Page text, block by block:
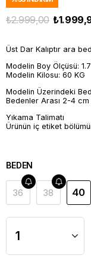
₺2.999,00
Üst Dar Kalıptır ara
Modelin Boy Ölçüsü:
Modelin Kilosu: 60 KG
Modelin Üzerindeki
Bedenler Arası 2-4
Yıkama Talimatı
Ürünün iç etiket
BEDEN
36 38 40